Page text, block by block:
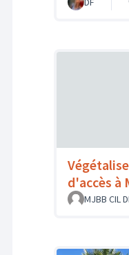
d'accès à
MJBB CIL